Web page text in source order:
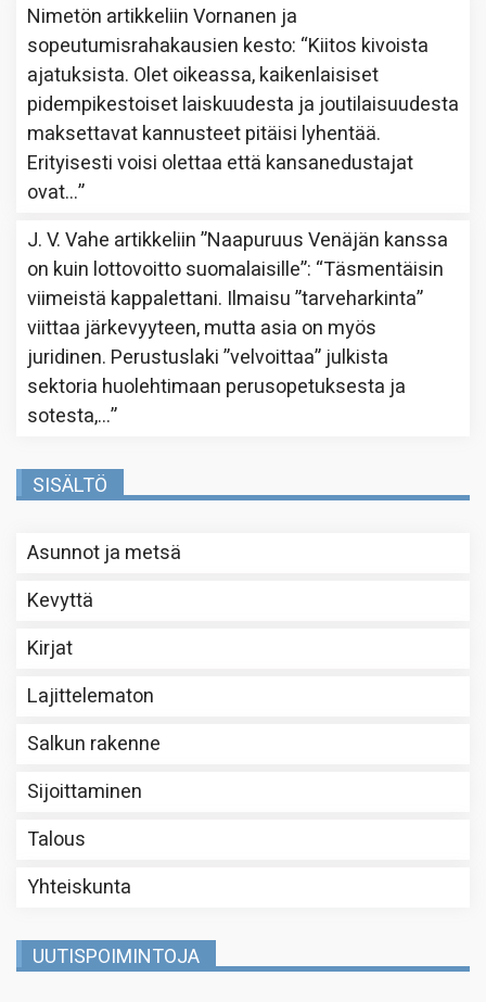
Nimetön artikkeliinVornanen ja
sopeutumisrahakausien kesto: “Kiitos kivoista
ajatuksista. Olet oikeassa, kaikenlaisiset
pidempikestoiset laiskuudesta ja joutilaisuudesta
maksettavat kannusteet pitäisi lyhentää.
Erityisesti voisi olettaa että kansanedustajat
ovat…”
J. V. Vahe artikkeliin”Naapuruus Venäjän kanssa
on kuin lottovoitto suomalaisille”: “Täsmentäisin
viimeistä kappalettani. Ilmaisu ”tarveharkinta”
viittaa järkevyyteen, mutta asia on myös
juridinen. Perustuslaki ”velvoittaa” julkista
sektoria huolehtimaan perusopetuksesta ja
sotesta,…”
SISÄLTÖ
Asunnot ja metsä
Kevyttä
Kirjat
Lajittelematon
Salkun rakenne
Sijoittaminen
Talous
Yhteiskunta
UUTISPOIMINTOJA